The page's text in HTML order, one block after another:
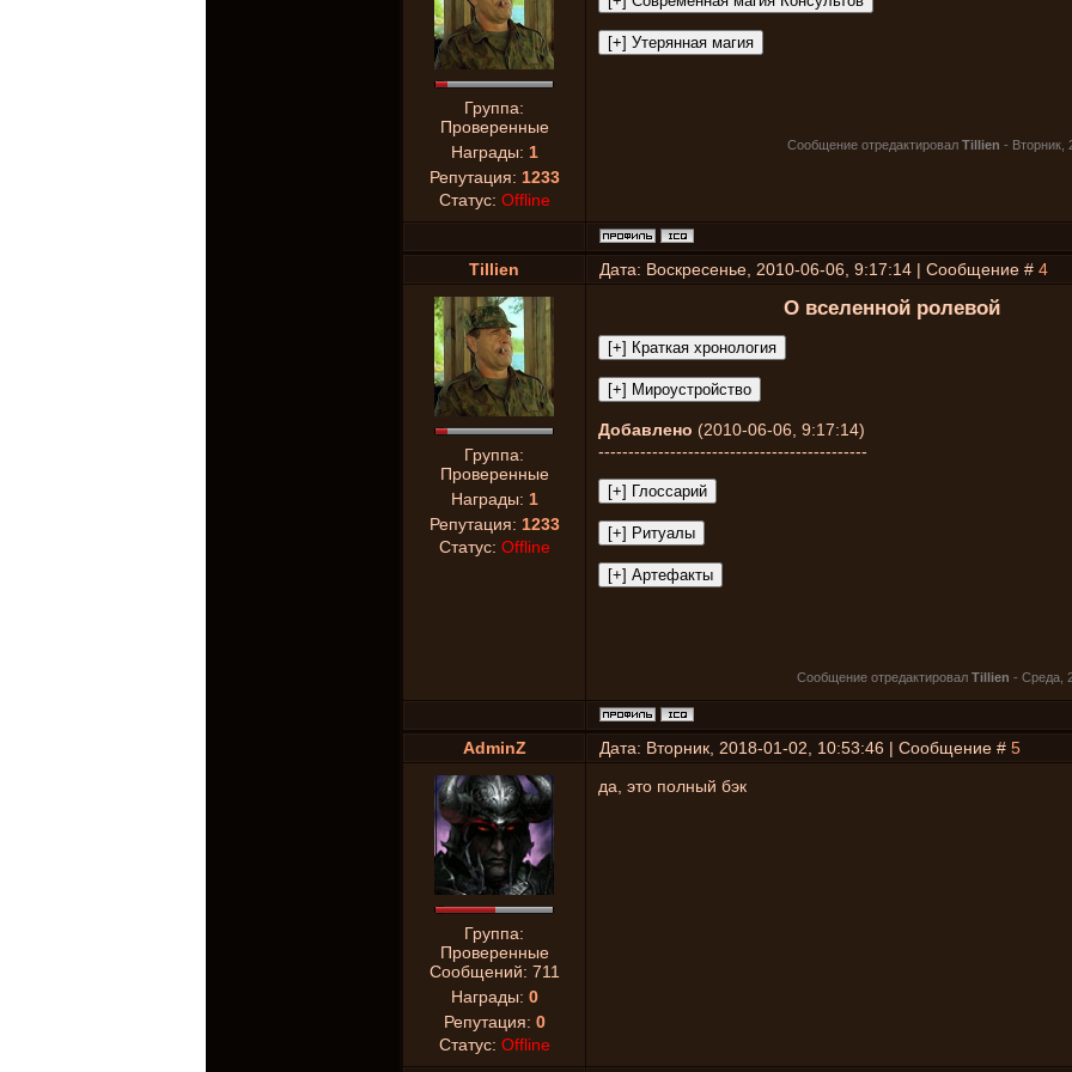
Группа:
Проверенные
Награды: 1
Репутация: 1233
Статус: Offline
Сообщение отредактировал Tillien - Вторник,
Tillien Дата: Воскресенье, 2010-06-06, 9:17:14 | Сообщение # 4
Группа:
Проверенные
Награды: 1
Репутация: 1233
Статус: Offline
О вселенной ролевой
Добавлено (2010-06-06, 9:17:14)
---------------------------------------------
Сообщение отредактировал Tillien - Среда,
AdminZ Дата: Вторник, 2018-01-02, 10:53:46 | Сообщение # 5
Группа:
Проверенные
Сообщений: 711
Награды: 0
Репутация: 0
Статус: Offline
да, это полный бэк